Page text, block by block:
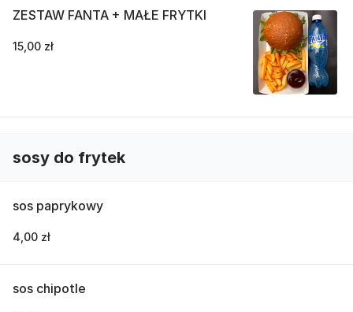
ZESTAW FANTA + MAŁE FRYTKI
15,00 zł
sosy do frytek
sos paprykowy
4,00 zł
sos chipotle